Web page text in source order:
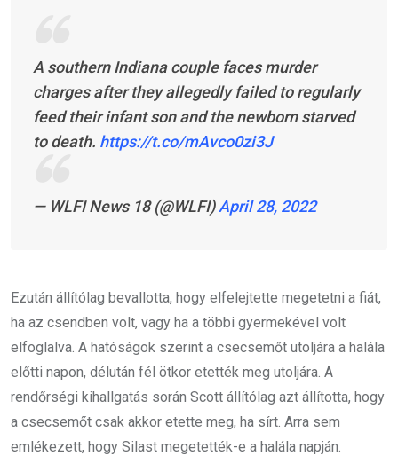
A southern Indiana couple faces murder
charges after they allegedly failed to regularly
feed their infant son and the newborn starved
to death. https://t.co/mAvco0zi3J
— WLFI News 18 (@WLFI)April 28, 2022
Ezután állítólag bevallotta, hogy elfelejtette megetetni a fiát,
ha az csendben volt, vagy ha a többi gyermekével volt
elfoglalva. A hatóságok szerint a csecsemőt utoljára a halála
előtti napon, délután fél ötkor etették meg utoljára. A
rendőrségi kihallgatás során Scott állítólag azt állította, hogy
a csecsemőt csak akkor etette meg, ha sírt. Arra sem
emlékezett, hogy Silast megetették-e a halála napján.